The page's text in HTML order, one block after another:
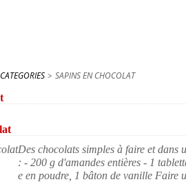
CATEGORIES > SAPINS EN CHOCOLAT
Des chocolats simples à faire et
: - 200 g d'amandes entières - 1
e en poudre, 1 bâton de vanille Faire